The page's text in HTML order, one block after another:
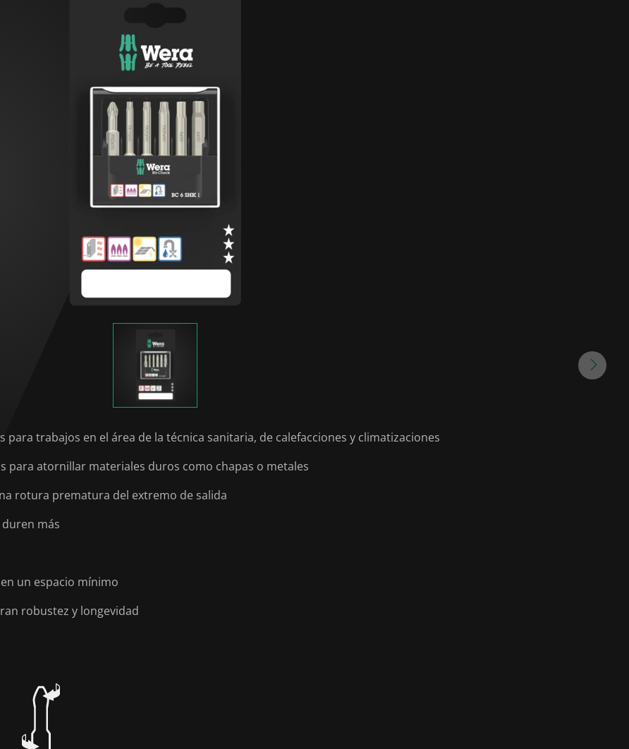
trabajos en el área de la técnica sanitaria, de calefacciones y climatizaciones
para atornillar materiales duros como chapas o metales
rotura prematura del extremo de salida
más
un espacio mínimo
robustez y longevidad